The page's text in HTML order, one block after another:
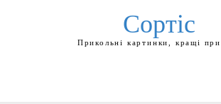
Сортіс
Прикольні картинки, кращі